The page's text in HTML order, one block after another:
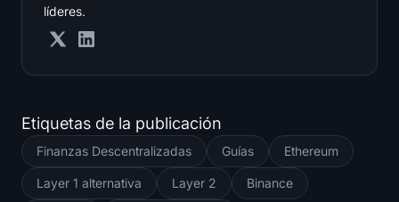
líderes.
Etiquetas de la publicación
Finanzas Descentralizadas Guías Ethereum
Layer 1 alternativa Layer 2 Binance